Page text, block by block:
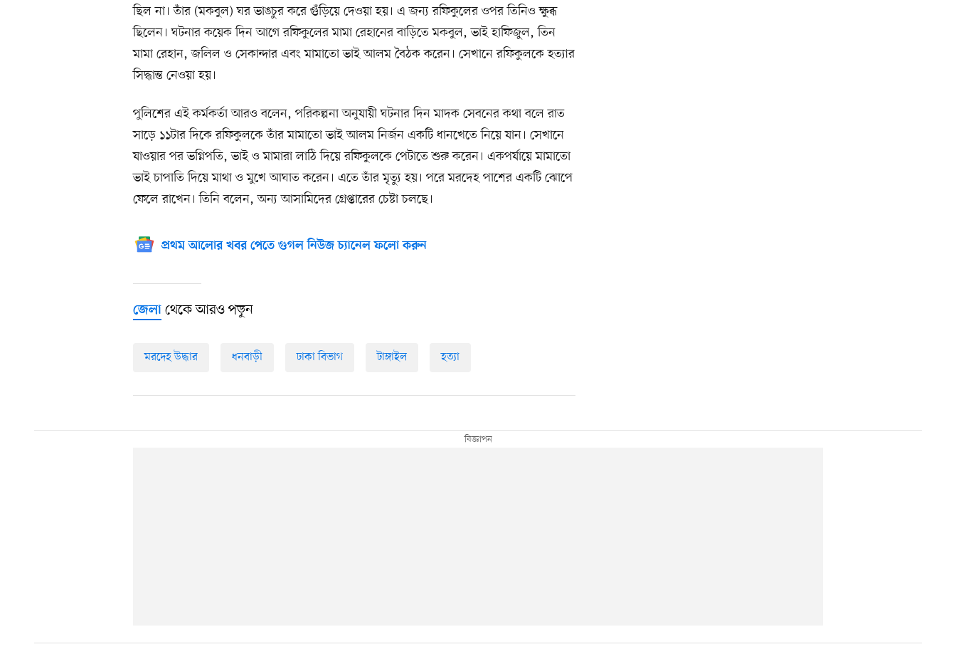
ছিল না। তাঁর (মকবুল) ঘর ভাঙচুর করে গুঁড়িয়ে দেওয়া হয়। এ জন্য রফিকুলের ওপর তিনিও ক্ষুব্ধ
ছিলেন। ঘটনার কয়েক দিন আগে রফিকুলের মামা রেহানের বাড়িতে মকবুল, ভাই হাফিজুল, তিন
মামা রেহান, জলিল ও সেকান্দার এবং মামাতো ভাই আলম বৈঠক করেন। সেখানে রফিকুলকে হত্যার
সিদ্ধান্ত নেওয়া হয়।
পুলিশের এই কর্মকর্তা আরও বলেন, পরিকল্পনা অনুযায়ী ঘটনার দিন মাদক সেবনের কথা বলে রাত
সাড়ে ১১টার দিকে রফিকুলকে তাঁর মামাতো ভাই আলম নির্জন একটি ধানখেতে নিয়ে যান। সেখানে
যাওয়ার পর ভগ্নিপতি, ভাই ও মামারা লাঠি দিয়ে রফিকুলকে পেটাতে শুরু করেন। একপর্যায়ে মামাতো
ভাই চাপাতি দিয়ে মাথা ও মুখে আঘাত করেন। এতে তাঁর মৃত্যু হয়। পরে মরদেহ পাশের একটি ঝোপে
ফেলে রাখেন। তিনি বলেন, অন্য আসামিদের গ্রেপ্তারের চেষ্টা চলছে।
প্রথম আলোর খবর পেতে গুগল নিউজ চ্যানেল ফলো করুন
জেলা থেকে আরও পড়ুন
মরদেহ উদ্ধার ধনবাড়ী ঢাকা বিভাগ টাঙ্গাইল হত্যা